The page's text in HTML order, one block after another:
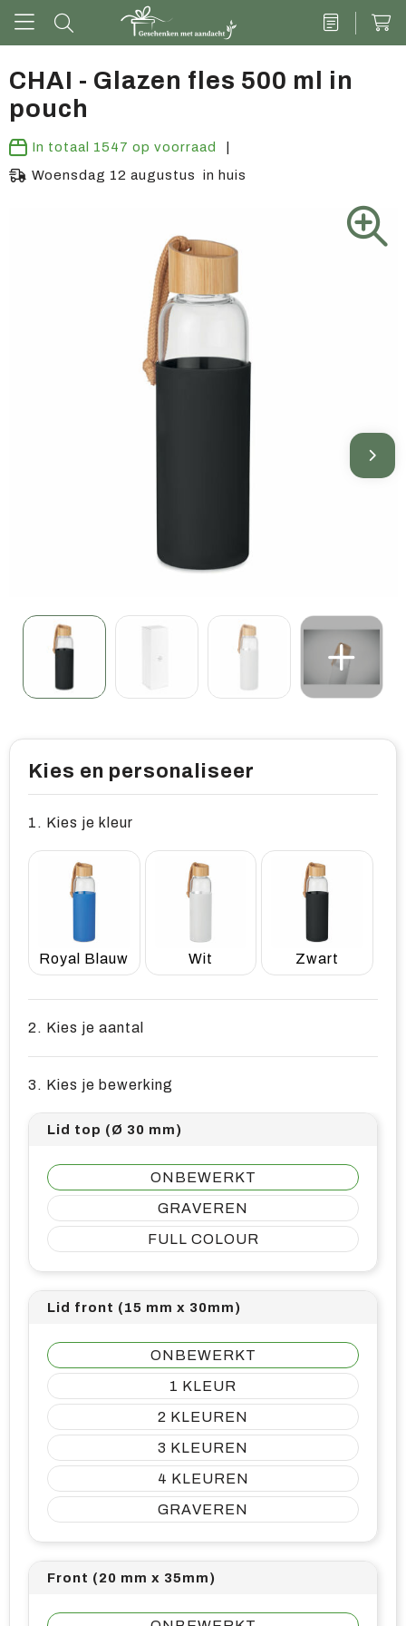
Drinkwaren
Kantoor & schrijven
Vrije tijd & outdoor
Groen geschenk
Overige relatiegeschenken
CHAI - Glazen fles 500 ml in
pouch
In totaal 1547 op voorraad
Woensdag 12 augustus in huis
Kies en personaliseer
1. Kies je kleur
Royal Blauw Wit Zwart
2. Kies je aantal
3. Kies je bewerking
Lid top (Ø 30 mm)
ONBEWERKT
GRAVEREN
FULL COLOUR
Lid front (15 mm x 30mm)
ONBEWERKT
1
2
3
4
GRAVEREN
Front (20 mm x 35mm)